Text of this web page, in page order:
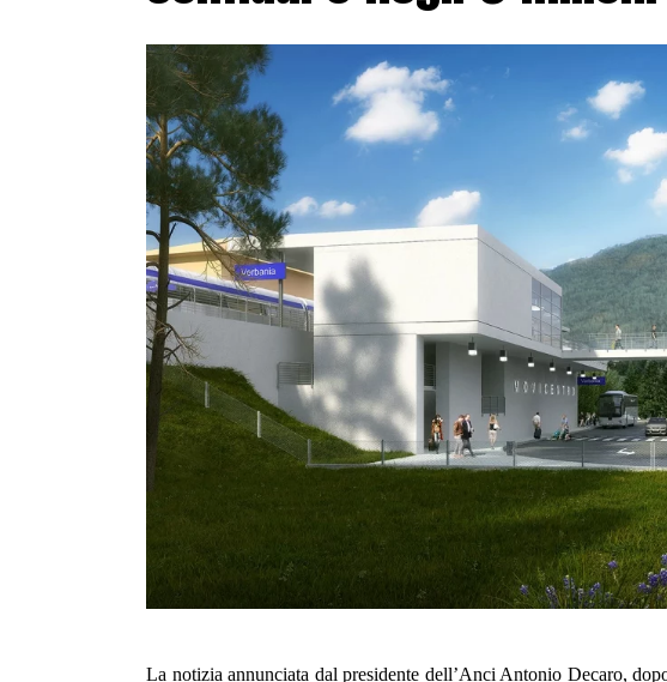
La notiziaannunciata dal presidente dell’Anci Antonio Decaro,